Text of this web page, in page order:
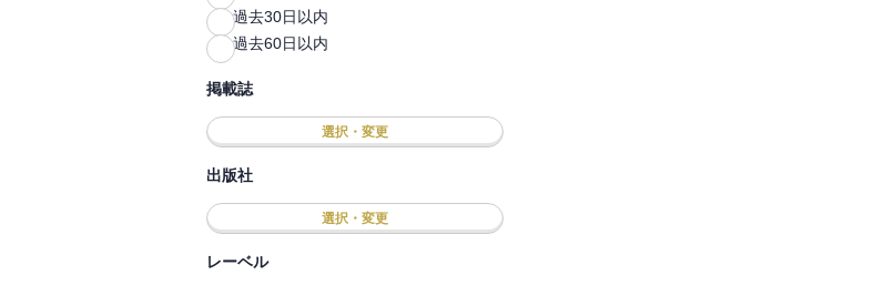
過去30日以内
過去60日以内
掲載誌
選択・変更
出版社
選択・変更
レーベル